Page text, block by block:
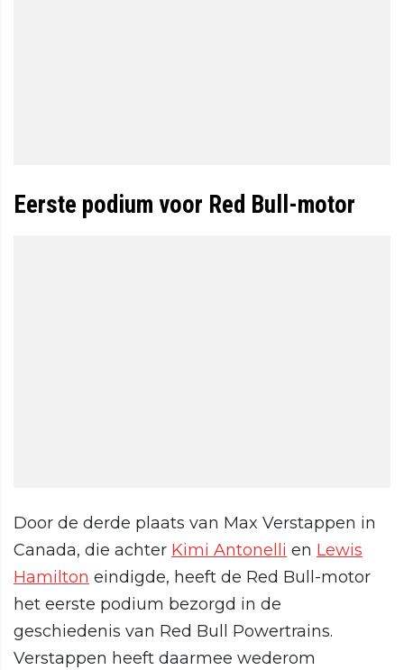
Eerste podium voor Red Bull-motor
Door de derde plaats van Max Verstappen in
Canada, die achter Kimi Antonelli en Lewis
Hamilton eindigde, heeft de Red Bull-motor
het eerste podium bezorgd in de
geschiedenis van Red Bull Powertrains.
Verstappen heeft daarmee wederom